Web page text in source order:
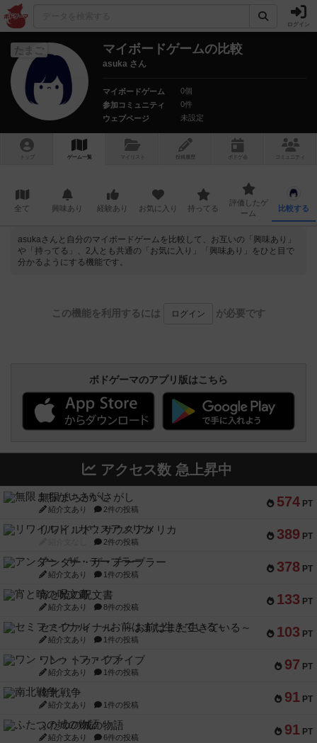
ログイン
たまご マイボードゲームの比較
asuka さん
マイボードゲーム
0個
参加コミュニティ
0件
ウェブページ
未設定
トップ ゲーム一覧 マイリスト 投稿履歴 ボ ドゲ コミュニティ
全て 興味あり 経験あり お気に入り 持ってる
評価したゲ
ーム
比較する
asukaさんと自分のマイボードゲームを比較して、お互いの「興味あり」
や「持ってる」、2人とも共通の「お気に入り」「興味あり」をひと目で
分かるようにする機能です。
この機能を利用するには ログイン が必要です
ボドゲーマのアプリ版はこちら
アクセス数 急上昇中
574 PT
無限まちがいさがし
紹介文あり 2件の投稿
389 PT
リワイルド：サウスアメリカ
2件の投稿
378 PT
アンダー・ザ・テーブラー
紹介文あり 1件の投稿
133 PT
宵と暁の呪文書
紹介文あり 8件の投稿
103 PT
セミファイナル ～お前はまだ生きている～
紹介文あり 1件の投稿
97 PT
ワン・トゥ・ファイブ
紹介文あり 1件の投稿
91 PT
南北戦争
紹介文あり 1件の投稿
91 PT
ふたつの城の物語
紹介文あり 6件の投稿